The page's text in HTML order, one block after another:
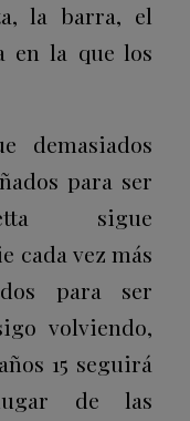
la barra, el
en la que los
demasiados
para ser
sigue
cada vez más
para ser
volviendo,
15 seguirá
de las